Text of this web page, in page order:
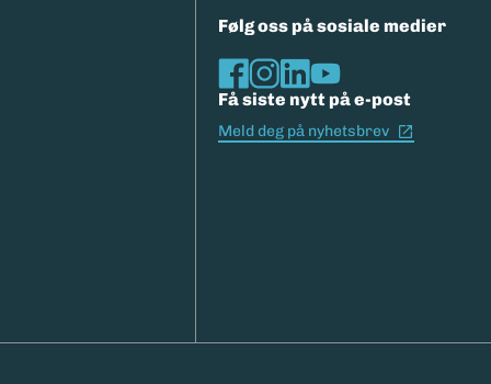
Følg oss på sosiale medier
Få siste nytt på e-post
Meld deg på nyhetsbrev